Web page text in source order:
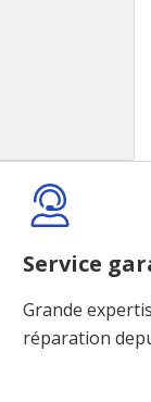
Service
Grande
réparation